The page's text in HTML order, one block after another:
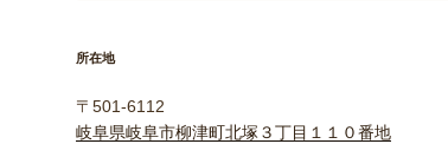
ー
所在地
〒501-6112
岐阜県岐阜市柳津町北塚３丁目１１０番地